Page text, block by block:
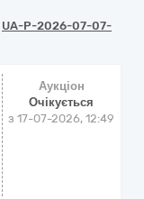
UA-P-2026-07-07-
Аукціон
Очікується
з17-07-2026, 12:49